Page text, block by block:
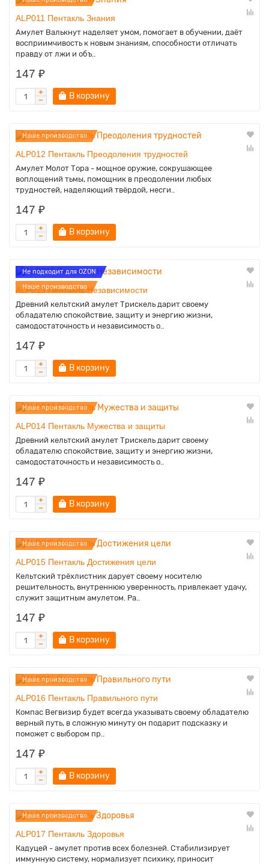
ALP011 Пентакль Знания
Амулет Валькнут наделяет умом, помогает в обучении, даёт
восприимчивость к новым знаниям, способности отличать
правду от лжи и объ..
147 ₽
В корзину
Наше производство
ALP012 Пентакль Преодоления трудностей
Амулет Молот Тора - мощное оружие, сокрушающее
воплощений тьмы, помощник в преодолении любых
трудностей, наделяющий твёрдой, несги..
147 ₽
В корзину
Не подходит для OZON
Наше производство
ALP013 Пентакль Независимости
Древний кельтский амулет Трискель дарит своему
обладателю спокойствие, защиту и энергию жизни,
самодостаточность и независимость о..
147 ₽
В корзину
Наше производство
ALP014 Пентакль Мужества и защиты
Древний кельтский амулет Трискель дарит своему
обладателю спокойствие, защиту и энергию жизни,
самодостаточность и независимость о..
147 ₽
В корзину
Наше производство
ALP015 Пентакль Достижения цели
Кельтский трёхлистник дарует своему носителю
решительность, внутреннюю уверенность, привлекает удачу,
служит защитным амулетом. Ра..
147 ₽
В корзину
Наше производство
ALP016 Пентакль Правильного пути
Компас Вегвизир будет всегда указывать своему обладателю
верный путь, в сложную минуту он подарит подсказку и
поможет с выбором пр..
147 ₽
В корзину
Наше производство
ALP017 Пентакль Здоровья
Кадуцей - амулет против всех болезней. Стабилизирует
иммунную систему, нормализует психику, приносит